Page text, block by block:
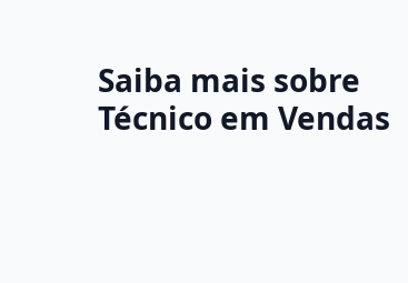
Saiba mais sobre
Técnico em Vendas